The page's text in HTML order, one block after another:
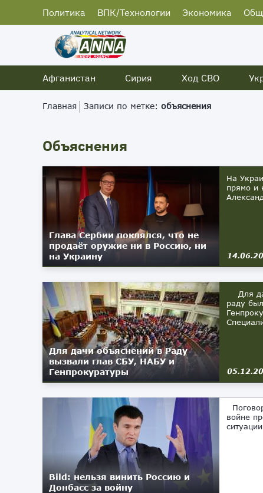
Политика ВПК/Технологии Экономика
Афганистан
Сирия Ход СВО
Главная Записи по метке: объяснения
Объяснения
Глава Сербии поклялся, что не
продаёт оружие ни в Россию, ни
на Украину
На
прямо и
Для дачи объяснений в Раду
вызвали глав СБУ, НАБУ и
Генпрокуратуры
Для
раду
Bild: нельзя винить Россию и
Донбасс за войну
войне
01.11.2017